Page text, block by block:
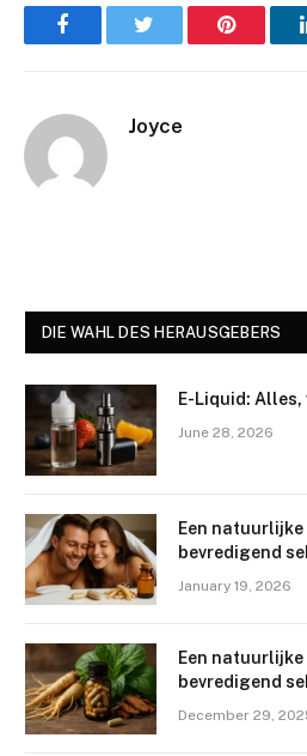
Facebook
Joyce
DIE WAHL DES HERAUSGEBERS
E-Liquid:
June 28, 2026
Een natuurlijke
bevredigend
January 19, 2026
Een natuurlijke
bevredigend
December 29,